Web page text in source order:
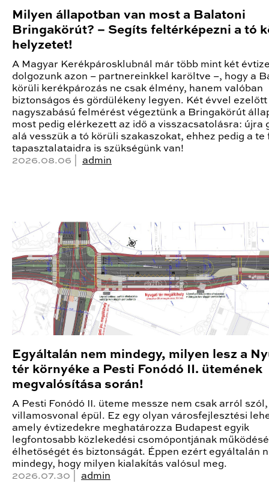
Milyen állapotban van most a Balatoni
Bringakörút? – Segíts feltérképezni a tó
helyzetet!
A Magyar Kerékpárosklubnál már több mint két
dolgozunk azon – partnereinkkel karöltve –, hogy a
körüli kerékpározás ne csak élmény, hanem valóban
biztonságos és gördülékeny legyen. Két évvel ezelőtt
nagyszabású felmérést végeztünk a Bringakörút
most pedig elérkezett az idő a visszacsatolásra: újra
alá vesszük a tó körüli szakaszokat, ehhez pedig a te
tapasztalataidra is szükségünk van!
2026.08.06 | admin
Egyáltalán nem mindegy, milyen lesz a
tér környéke a Pesti Fonódó II. ütemének
megvalósítása során!
A Pesti Fonódó II. üteme messze nem csak arról
villamosvonal épül. Ez egy olyan városfejlesztési
amely évtizedekre meghatározza Budapest egyik
legfontosabb közlekedési csomópontjának
élhetőségét és biztonságát. Éppen ezért egyáltalán
mindegy, hogy milyen kialakítás valósul meg.
2026.07.30 | admin